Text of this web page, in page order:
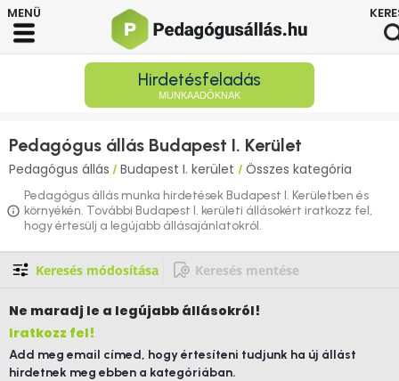
Hirdetésfeladás
MUNKAADÓKNAK
Pedagógus állás Budapest I. Kerület
Pedagógus állás / Budapest I. kerület / Összes kategória
Pedagógus állás munka hirdetések Budapest I. Kerületben és
környékén. További Budapest I. kerületi állásokért iratkozz fel,
hogy értesülj a legújabb állásajánlatokról.
Keresés módosítása Keresés mentése
Ne maradj le a legújabb állásokról!
Iratkozz fel!
Add meg email címed, hogy értesíteni tudjunk ha új állást
hirdetnek meg ebben a kategóriában.